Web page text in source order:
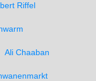
Riffel
Ali Chaaban